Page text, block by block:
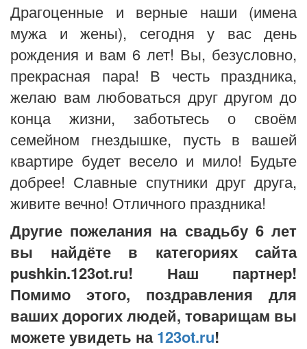
Драгоценные и верные наши (имена
мужа и жены), сегодня у вас день
рождения и вам 6 лет! Вы, безусловно,
прекрасная пара! В честь праздника,
желаю вам любоваться друг другом до
конца жизни, заботьтесь о своём
семейном гнездышке, пусть в вашей
квартире будет весело и мило! Будьте
добрее! Славные спутники друг друга,
живите вечно! Отличного праздника!
Другие пожелания на свадьбу 6 лет
вы найдёте в категориях сайта
pushkin.123ot.ru! Наш партнер!
Помимо этого, поздравления для
ваших дорогих людей, товарищам вы
можете увидеть на123ot.ru!